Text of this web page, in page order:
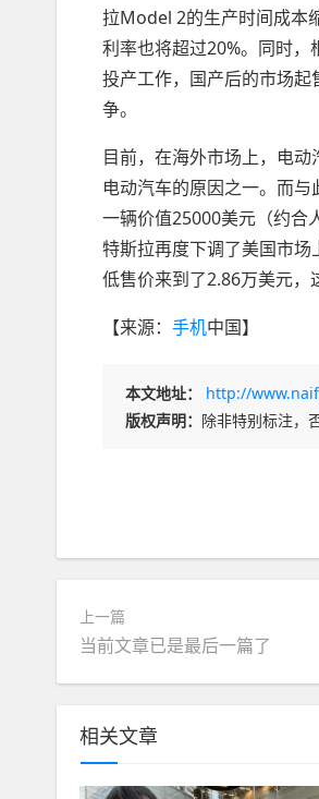
拉Model 2的生产时间成本
利率也将超过20%。同时
投产工作，国产后的市场
争。
目前，在海外市场上，电
电动汽车的原因之一。而
一辆价值25000美元（约合
特斯拉再度下调了美国市
低售价来到了2.86万美元，
【来源： 手机中国】
本文地址：
http://
版权声明： 除非特别标注，
上一篇
当前文章已是最后一篇了
相关文章